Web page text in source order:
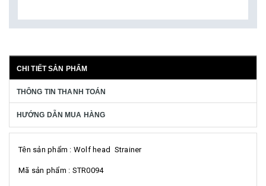
CHI TIẾT SẢN PHẨM
THÔNG TIN THANH TOÁN
HƯỚNG DẪN MUA HÀNG
Tên sản phẩm : Wolf head Strainer
Mã sản phẩm : STR0094